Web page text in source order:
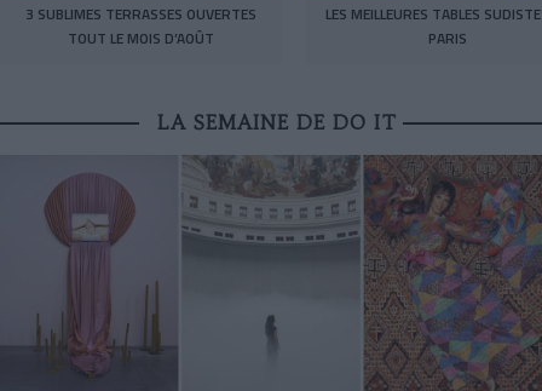
3 SUBLIMES TERRASSES OUVERTES
TOUT LE MOIS D’AOÛT
LES MEILLEURES TABLES
PARIS
LA SEMAINE DE DO IT